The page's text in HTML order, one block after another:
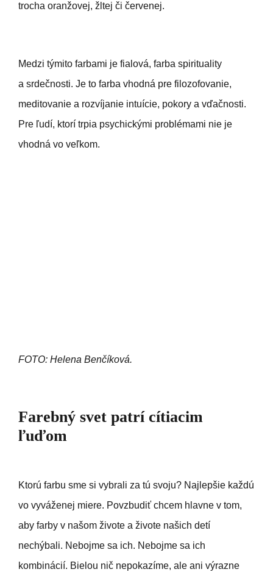
trocha oranžovej, žltej či červenej.
Medzi týmito farbami je fialová, farba spirituality
a srdečnosti. Je to farba vhodná pre filozofovanie,
meditovanie a rozvíjanie intuície, pokory a vďačnosti.
Pre ľudí, ktorí trpia psychickými problémami nie je
vhodná vo veľkom.
FOTO: Helena Benčíková.
Farebný svet patrí cítiacim
ľuďom
Ktorú farbu sme si vybrali za tú svoju? Najlepšie každú
vo vyváženej miere. Povzbudiť chcem hlavne v tom,
aby farby v našom živote a živote našich detí
nechýbali. Nebojme sa ich. Nebojme sa ich
kombinácií. Bielou nič nepokazíme, ale ani výrazne